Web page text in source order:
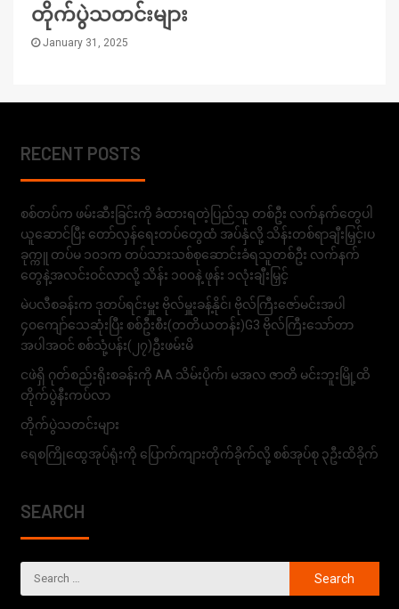
တိုက်ပွဲသတင်းများ
January 31, 2025
RECENT POSTS
စစ်တပ်က ဖမ်းဆီးခြင်းကို ခံထားရတဲ့ပြည်သူ တစ်ဦး လက်နက်တွေပါ
ယူဆောင်ပြီး တော်လှန်ရေးတပ်တွေထံ အပ်နှံလို့ သိန်းတစ်ရာချီးမြှင့်၊ပ
ခုက္ကူ တပ်မ ၁၀၁က တပ်သားသစ်စုဆောင်းခံရသူတစ်ဦး လက်နက်
တွေနဲ့အလင်းဝင်လာလို့ သိန်း ၁၀၀နဲ့ ဖုန်း ၁လုံးချီးမြှင့်
မဲပလီစခန်းက ဒုတပ်ရင်းမှူး ဗိုလ်မှူးခန့်နိုင်၊ ဗိုလ်ကြီးဇော်မင်းအပါ
၄၀ကျော်သေဆုံးပြီး စစ်ဦးစီး(တတိယတန်း)G3 ဗိုလ်ကြီးသော်တာ
အပါအဝင် စစ်သုံ့ပန်း(၂၇)ဦးဖမ်းမိ
ငဖဲရှိ ဂုတ်စည်းရိုးစခန်းကို AA သိမ်းပိုက်၊ မအလ ဇာတိ မင်းဘူးမြို့ထိ
တိုက်ပွဲနီးကပ်လာ
တိုက်ပွဲသတင်းများ
ရေစကြိုထွေအုပ်ရုံးကို ပြောက်ကျားတိုက်ခိုက်လို့ စစ်အုပ်စု ၃ဦးထိခိုက်
SEARCH